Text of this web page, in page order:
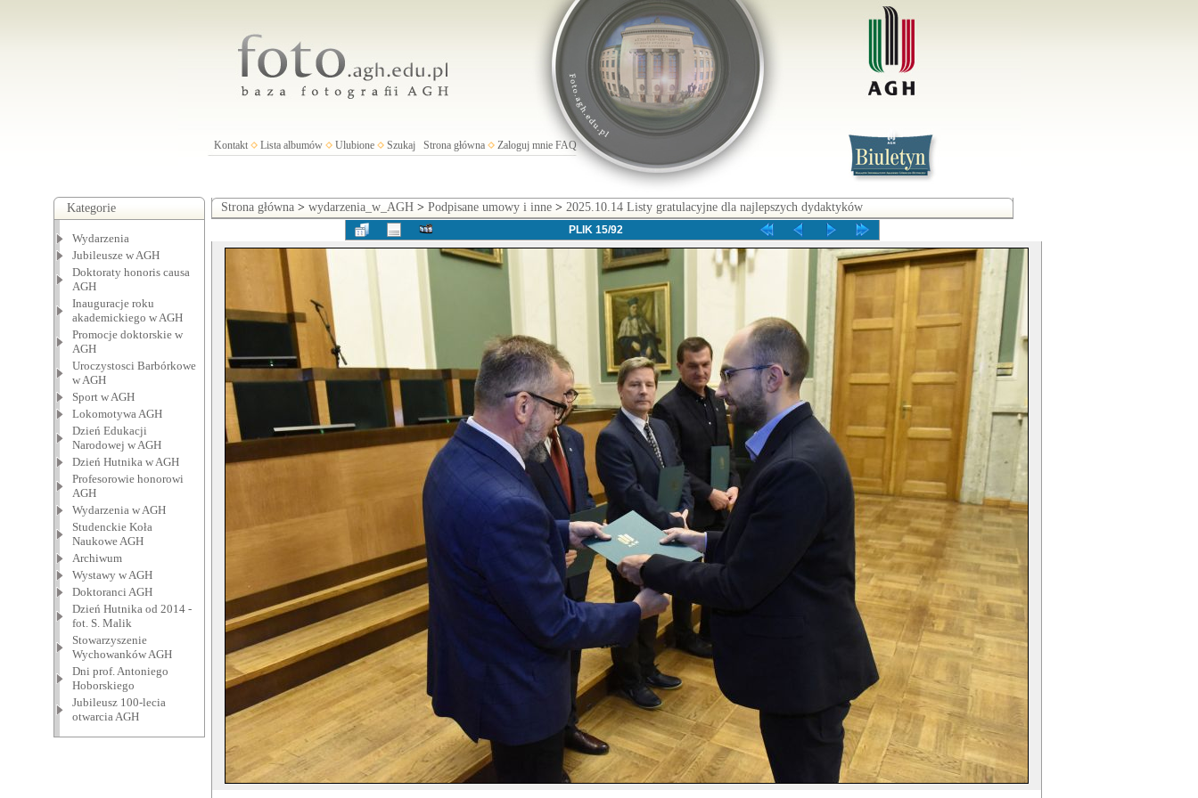
Kontakt Lista albumów Ulubione Szukaj Strona główna Zaloguj mnie FAQ
Kategorie
Wydarzenia
Jubileusze w AGH
Doktoraty honoris causa
AGH
Inauguracje roku
akademickiego w AGH
Promocje doktorskie w
AGH
Uroczystosci Barbórkowe
w AGH
Sport w AGH
Lokomotywa AGH
Dzień Edukacji
Narodowej w AGH
Dzień Hutnika w AGH
Profesorowie honorowi
AGH
Wydarzenia w AGH
Studenckie Koła
Naukowe AGH
Archiwum
Wystawy w AGH
Doktoranci AGH
Dzień Hutnika od 2014 -
fot. S. Malik
Stowarzyszenie
Wychowanków AGH
Dni prof. Antoniego
Hoborskiego
Jubileusz 100-lecia
otwarcia AGH
Strona główna> wydarzenia_w_AGH> Podpisane umowy i inne> 2025.10.14 Listy gratulacyjne dla najlepszych dydaktyków
PLIK 15/92